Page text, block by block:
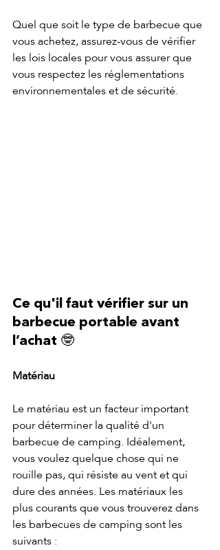
Quel que soit le type de barbecue que
vous achetez, assurez-vous de vérifier
les lois locales pour vous assurer que
vous respectez les réglementations
environnementales et de sécurité.
Ce qu'il faut vérifier sur un
barbecue portable avant
l’achat 🤓
Matériau
Le matériau est un facteur important
pour déterminer la qualité d'un
barbecue de camping. Idéalement,
vous voulez quelque chose qui ne
rouille pas, qui résiste au vent et qui
dure des années. Les matériaux les
plus courants que vous trouverez dans
les barbecues de camping sont les
suivants :